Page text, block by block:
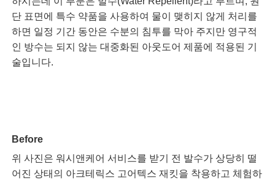
단 표면에 특수 약품을 사용하여 물이 맺히지 않게 처리를
하면 일정 기간 동안은 수분의 침투를 막아 주지만 영구적
인 방수는 되지 않는 대중화된 아웃도어 제품에 적용된 기
술입니다.
Before
위 사진은 워시앤케어 서비스를 받기 전 발수가 상당히 떨
어진 상태의 아크테릭스 고어텍스 재킷을 착용하고 체험하